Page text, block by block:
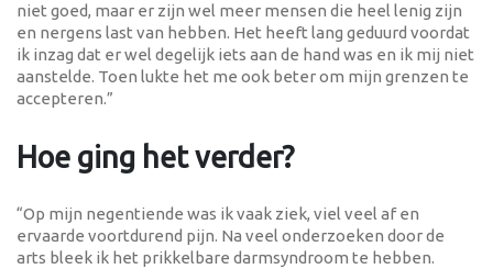
niet goed, maar er zijn wel meer mensen die heel lenig zijn
en nergens last van hebben. Het heeft lang geduurd voordat
ik inzag dat er wel degelijk iets aan de hand was en ik mij niet
aanstelde. Toen lukte het me ook beter om mijn grenzen te
accepteren.”
Hoe ging het verder?
“Op mijn negentiende was ik vaak ziek, viel veel af en
ervaarde voortdurend pijn. Na veel onderzoeken door de
arts bleek ik het prikkelbare darmsyndroom te hebben.